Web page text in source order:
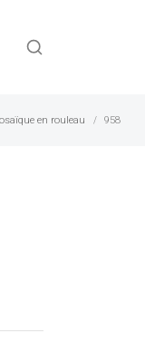
en rouleau / 958